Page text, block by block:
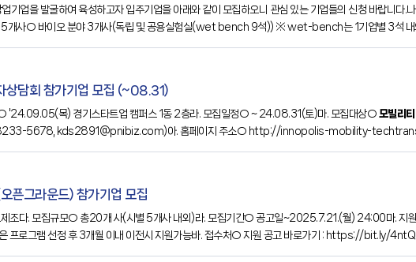
업기업을 발굴하여 육성하고자 입주기업을 아래와 같이 모집하오니 관심 있는 기업들의 신청 바랍니다.
5개사○ 바이오 분야 3개사(독립 및 공용실험실(wet bench 9석)) ※ wet-bench는 1기업별 3석
상담회 참가기업 모집 (~08.31)
○ '24.09.05(목) 경기스타트업 캠퍼스 1동 2층라. 모집일정○ ~ 24.08.31(토)마. 모집대상○ 모빌리티
8233-5678, kds2891@pnibiz.com)아. 홈페이지 주소○ http://innopolis-mobility-
픈그라운드) 참가기업 모집
제조다. 모집규모○ 총20개 사(시별 5개사 내외)라. 모집기간○ 공고일~2025.7.21.(월) 24:00마. 지
은 프로그램 선정 후 3개월 이내 이전시 지원가능바. 접수처○ 지원 공고 바로가기 : https://bit.ly/